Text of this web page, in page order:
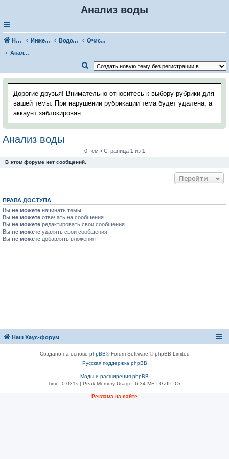
Анализ воды
Наш Хаус-форум Инженерные системы Водоснабжение
Очистка воды
Анализ воды
о
с
Дорогие друзья! Внимательно относитесь к выбору рубрики для
вашей темы. При нарушении рубрикации тема будет удалена, а
аккаунт заблокирован
Анализ воды
0 тем • Страница 1 из 1
В этом форуме нет сообщений.
Перейти
ПРАВА ДОСТУПА
Вы не можете начинать темы
Вы не можете отвечать на сообщения
Вы не можете редактировать свои сообщения
Вы не можете удалять свои сообщения
Вы не можете добавлять вложения
Наш Хаус-форум
Создано на основе phpBB® Forum Software © phpBB Limited
Русская поддержка phpBB
Моды и расширения phpBB
Time: 0.031s| Peak Memory Usage: 6.34 МБ | GZIP: On
Реклама на сайте